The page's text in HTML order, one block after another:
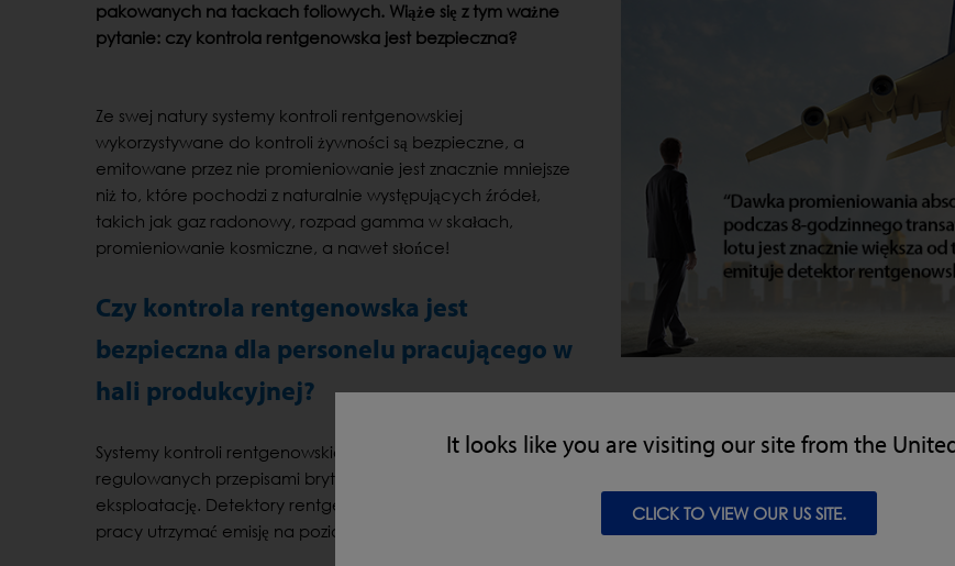
It looks like you are visiting our site from the
CLICK TO VIEW OUR US SITE.
pakowanych na tackach foliowych. Wiąże się z tym ważne
pytanie: czy kontrola rentgenowska jest bezpieczna?
Ze swej natury systemy kontroli rentgenowskiej
wykorzystywane do kontroli żywności są bezpieczne, a
emitowane przez nie promieniowanie jest znacznie mniejsze
niż to, które pochodzi z naturalnie występujących źródeł,
takich jak gaz radonowy, rozpad gamma w skałach,
promieniowanie kosmiczne, a nawet słońce!
Czy kontrola rentgenowska jest
bezpieczna dla personelu pracującego w
hali produkcyjnej?
Systemy kontroli rentgenowskiej LOMA zostały zaprojektowane i zbudowane przy spełnieniu rygorystycznych
regulowanych przepisami brytyjskimi, unijnymi i amerykańskimi (FDA w USA), aby zapewnić bezpieczną
eksploatację. Detektory rentgenowskie Loma serii X5 wyposażono m.in. w ochronę przed promieniowaniem,
pracy utrzymać emisję na poziomie poniżej 1 µSv/h [1 mikrosiwerta na godzinę]